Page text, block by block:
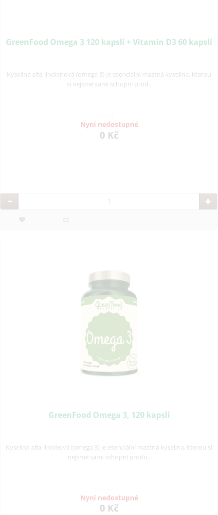
GreenFood Omega 3 120 kapslí + Vitamin D3 60 kapslí
Kyselina alfa-linolenová (omega 3) je esenciální mastná kyselina, kterou
si nejsme sami schopni prod..
Nyní nedostupné
0 Kč
GreenFood Omega 3, 120 kapslí
Kyselina alfa-linoleová (omega 3) je esenciální mastná kyselina, kterou si
nejsme sami schopni produ..
Nyní nedostupné
0 Kč